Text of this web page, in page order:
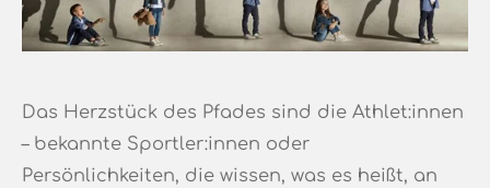
Das Herzstück des Pfades sind die Athlet:innen
– bekannte Sportler:innen oder
Persönlichkeiten, die wissen, was es heißt, an